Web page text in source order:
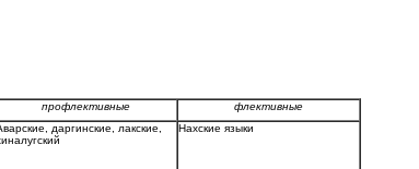
профлективные
флективные
даргинские, лакские,
Нахские языки